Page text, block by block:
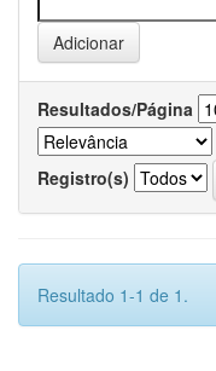
Resultados/Página
Registro(s)
Resultado 1-1 de 1.